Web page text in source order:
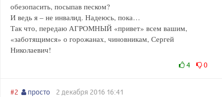
обезопасить, посыпав песком?
И ведь я – не инвалид. Надеюсь, пока…
Так что, передаю АГРОМНЫЙ «привет» всем вашим,
«заботящимся» о горожанах, чиновникам, Сергей
Николаевич!
4 0
#2 просто 2 декабря 2016 16:41